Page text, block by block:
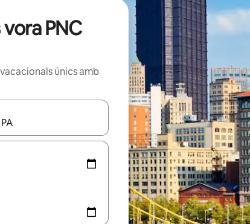
PNC
únics amb
disponibles, podràs navegar-hi a través de les tecles de les